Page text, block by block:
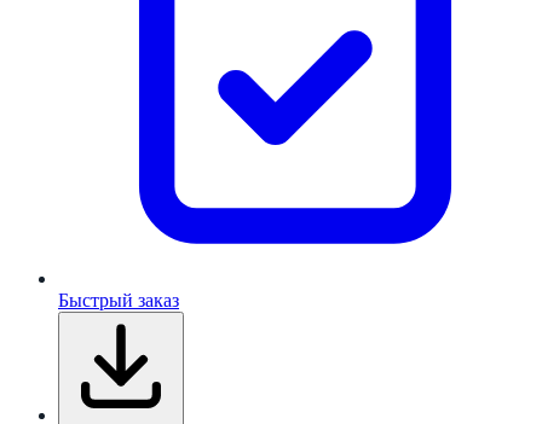
Быстрый заказ